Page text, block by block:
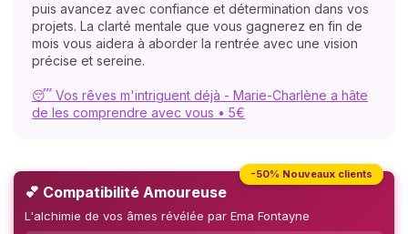
puis avancez avec confiance et détermination dans vos
projets. La clarté mentale que vous gagnerez en fin de
mois vous aidera à aborder la rentrée avec une vision
précise et sereine.
😴 Vos rêves m'intriguent déjà - Marie-Charlène a hâte
de les comprendre avec vous • 5€
-50% Nouveaux clients
💕 Compatibilité Amoureuse
L'alchimie de vos âmes révélée par Ema Fontayne